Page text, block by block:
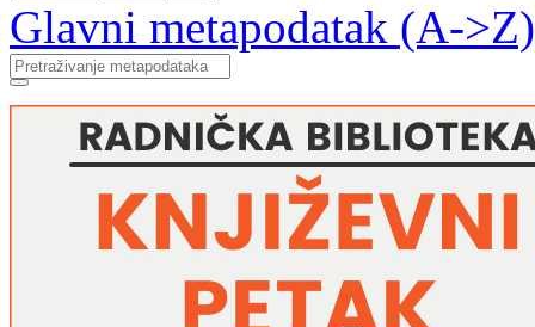
Glavni metapodatak (A->Z)